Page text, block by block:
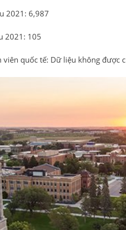
2021: 6,987
2021: 105
quốc tế: Dữ liệu không được